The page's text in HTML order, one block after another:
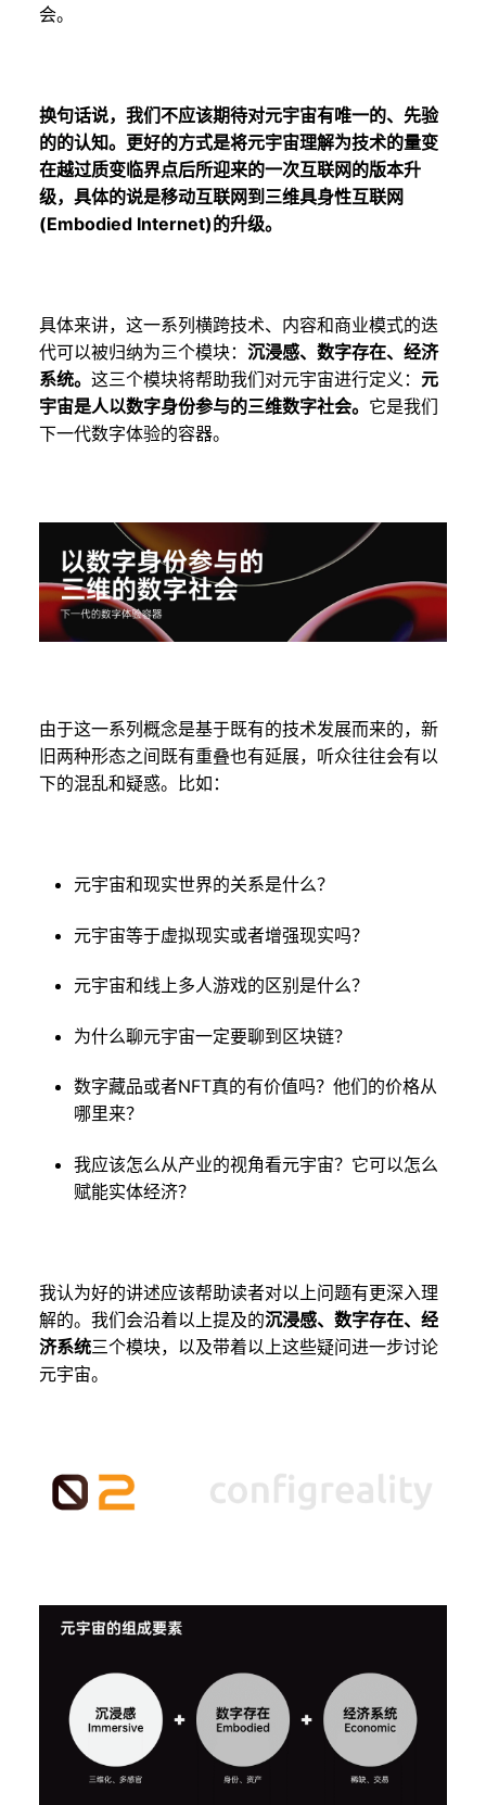
会。
换句话说，我们不应该期待对元宇宙有唯一的、先验
的的认知。更好的方式是将元宇宙理解为技术的量变
在越过质变临界点后所迎来的一次互联网的版本升
级，具体的说是移动互联网到三维具身性互联网
(Embodied Internet)的升级。
具体来讲，这一系列横跨技术、内容和商业模式的迭
代可以被归纳为三个模块： 沉浸感、数字存在、经济
系统。 这三个模块将帮助我们对元宇宙进行定义： 元
宇宙是人以数字身份参与的三维数字社会。 它是我们
下一代数字体验的容器。
由于这一系列概念是基于既有的技术发展而来的，新
旧两种形态之间既有重叠也有延展，听众往往会有以
下的混乱和疑惑。比如：
元宇宙和现实世界的关系是什么？
元宇宙等于虚拟现实或者增强现实吗？
元宇宙和线上多人游戏的区别是什么？
为什么聊元宇宙一定要聊到区块链？
数字藏品或者NFT真的有价值吗？他们的价格从
哪里来？
我应该怎么从产业的视角看元宇宙？它可以怎么
赋能实体经济？
我认为好的讲述应该帮助读者对以上问题有更深入理
解的。我们会沿着以上提及的沉浸感、数字存在、经
济系统三个模块，以及带着以上这些疑问进一步讨论
元宇宙。